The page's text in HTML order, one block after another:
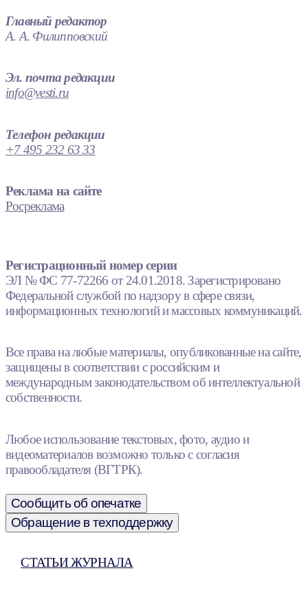
Главный редактор
А. А. Филипповский
Эл. почта редакции
info@vesti.ru
Телефон редакции
+7 495 232 63 33
Реклама на сайте
Росреклама
Регистрационный номер серии
ЭЛ № ФС 77-72266 от 24.01.2018. Зарегистрировано
Федеральной службой по надзору в сфере связи,
информационных технологий и массовых коммуникаций.
Все права на любые материалы, опубликованные на сайте,
защищены в соответствии с российским и
международным законодательством об интеллектуальной
собственности.
Любое использование текстовых, фото, аудио и
видеоматериалов возможно только с согласия
правообладателя (ВГТРК).
Сообщить об опечатке
Обращение в техподдержку
СТАТЬИ ЖУРНАЛА